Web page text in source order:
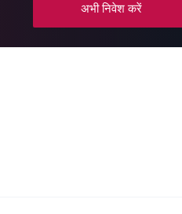
अभी निवेश करें